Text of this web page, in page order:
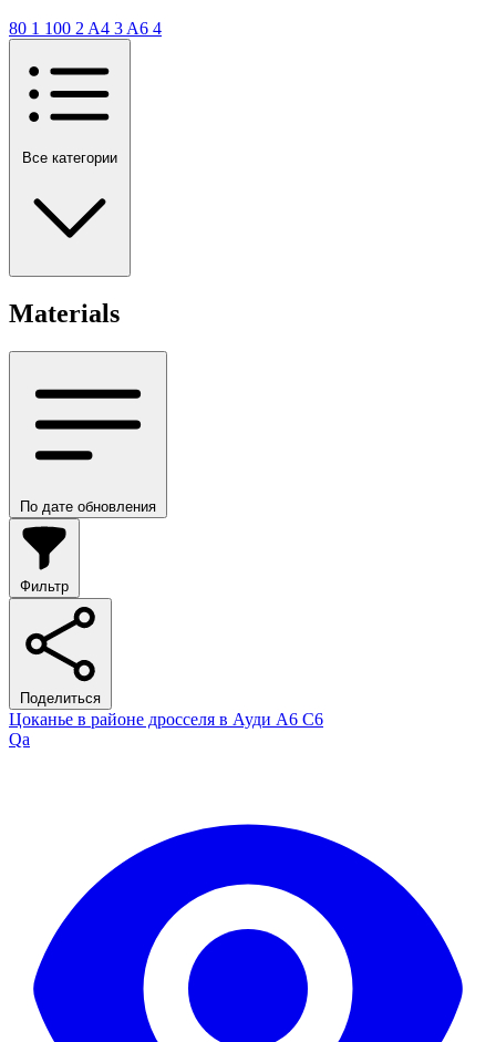
80 1 100 2 A4 3 A6 4
Все категории
Materials
По дате обновления
Фильтр
Поделиться
Цоканье в районе дросселя в Ауди А6 С6
Qa